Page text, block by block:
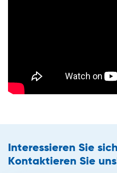
Interessieren Sie
Kontaktieren Sie